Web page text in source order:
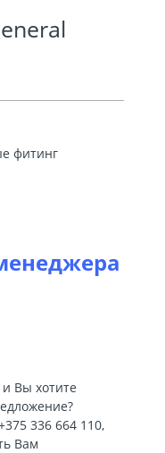
фитинг
Вы хотите
336 664 110,
Вам